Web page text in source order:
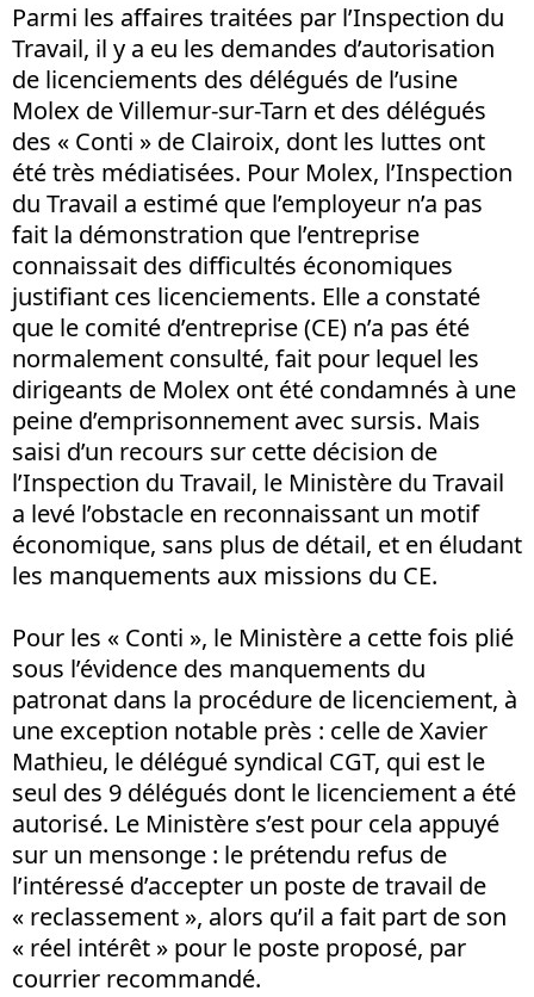
Parmi les affaires traitées par l’Inspection du
Travail, il y a eu les demandes d’autorisation
de licenciements des délégués de l’usine
Molex de Villemur-sur-Tarn et des délégués
des « Conti » de Clairoix, dont les luttes ont
été très médiatisées. Pour Molex, l’Inspection
du Travail a estimé que l’employeur n’a pas
fait la démonstration que l’entreprise
connaissait des difficultés économiques
justifiant ces licenciements. Elle a constaté
que le comité d’entreprise (CE) n’a pas été
normalement consulté, fait pour lequel les
dirigeants de Molex ont été condamnés à une
peine d’emprisonnement avec sursis. Mais
saisi d’un recours sur cette décision de
l’Inspection du Travail, le Ministère du Travail
a levé l’obstacle en reconnaissant un motif
économique, sans plus de détail, et en éludant
les manquements aux missions du CE.
Pour les « Conti », le Ministère a cette fois plié
sous l’évidence des manquements du
patronat dans la procédure de licenciement, à
une exception notable près : celle de Xavier
Mathieu, le délégué syndical CGT, qui est le
seul des 9 délégués dont le licenciement a été
autorisé. Le Ministère s’est pour cela appuyé
sur un mensonge : le prétendu refus de
l’intéressé d’accepter un poste de travail de
« reclassement », alors qu’il a fait part de son
« réel intérêt » pour le poste proposé, par
courrier recommandé.